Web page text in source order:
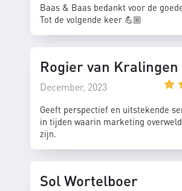
Baas & Baas bedankt voor de
Tot de volgende keer 💪🏼
Rogier van Kralingen
December, 2023
Geeft perspectief en uitstekende
in tijden waarin marketing
zijn.
Sol Wortelboer